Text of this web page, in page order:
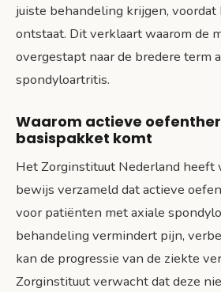
juiste behandeling krijgen,
ontstaat. Dit verklaart waarom de
overgestapt naar de bredere term
spondyloartritis.
Waarom actieve
basispakket komt
Het Zorginstituut Nederland
bewijs verzameld dat actieve
voor patiënten met axiale
behandeling vermindert pijn,
kan de progressie van de ziekte
Zorginstituut verwacht dat deze